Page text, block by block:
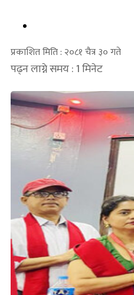
प्रकाशित मिति : २०८१ चैत्र ३० गते
पढ्न लाग्ने समय : 1 मिनेट